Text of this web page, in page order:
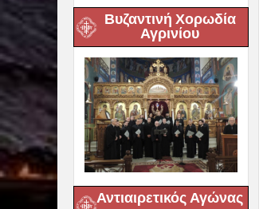
Βυζαντινή Χορωδία
Αγρινίου
Αντιαιρετικός Αγώνας